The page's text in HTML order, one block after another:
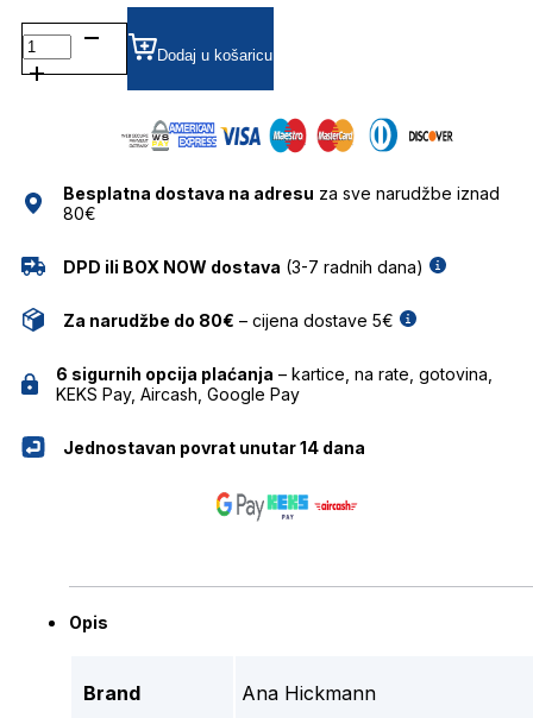
AH6638T DIOPTRIJSKI
OKVIRI
ANA
Dodaj u košaricu
Besplatna dostava na adresu za sve narudžbe iznad
80€
DPD ili BOX NOW dostava (3-7 radnih dana)
Za narudžbe do 80€ – cijena dostave 5€
6 sigurnih opcija plaćanja – kartice, na rate, gotovina,
KEKS Pay, Aircash, Google Pay
Jednostavan povrat unutar 14 dana
Opis
Brand Ana Hickmann